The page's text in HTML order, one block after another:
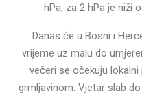
hPa, za 2 hPa je niži
Danas će u Bosni i
vrijeme uz malu do
večeri se očekuju
grmljavinom. Vjetar slab